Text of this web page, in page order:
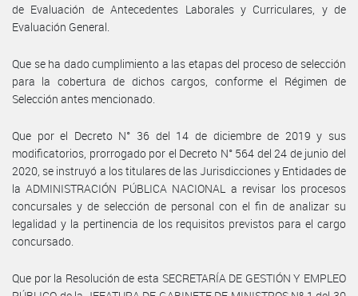
de Evaluación de Antecedentes Laborales y Curriculares, y de
Evaluación General.
Que se ha dado cumplimiento a las etapas del proceso de selección
para la cobertura de dichos cargos, conforme el Régimen de
Selección antes mencionado.
Que por el Decreto N° 36 del 14 de diciembre de 2019 y sus
modificatorios, prorrogado por el Decreto N° 564 del 24 de junio del
2020, se instruyó a los titulares de las Jurisdicciones y Entidades de
la ADMINISTRACIÓN PÚBLICA NACIONAL a revisar los procesos
concursales y de selección de personal con el fin de analizar su
legalidad y la pertinencia de los requisitos previstos para el cargo
concursado.
Que por la Resolución de esta SECRETARÍA DE GESTIÓN Y EMPLEO